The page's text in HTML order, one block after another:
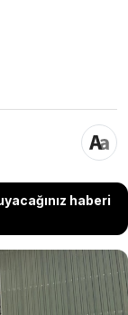
haberi